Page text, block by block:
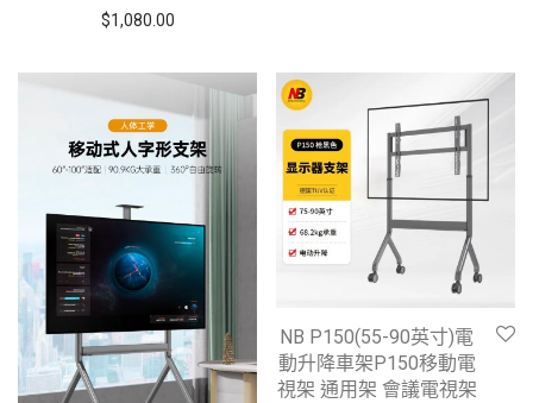
$1,080.00
NB P150(55-90英寸)電
動升降車架P150移動電
視架 通用架 會議電視架